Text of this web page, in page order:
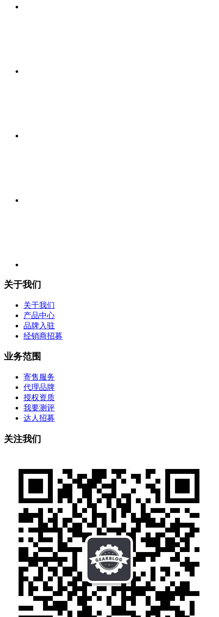
关于我们
关于我们
产品中心
品牌入驻
经销商招募
业务范围
寄售服务
代理品牌
授权资质
我要测评
达人招募
关注我们